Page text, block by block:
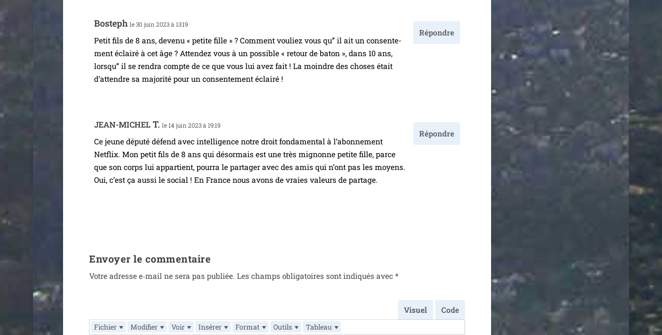
Bosteph le 30 juin 2023 à 13:19
Petit fils de 8 ans, deve­nu « petite fille » ? Comment vou­liez vous qu” il ait un consen­te­
ment éclai­ré à cet âge ? Attendez vous à un pos­sible « retour de baton », dans 10 ans,
lors­qu” il se ren­dra compte de ce que vous lui avez fait ! La moindre des choses était
d’at­tendre sa majo­ri­té pour un consen­te­ment éclairé !
Répondre
JEAN-MICHEL T. le 14 juin 2023 à 19:19
Ce jeune dépu­té défend avec intel­li­gence notre droit fon­da­men­tal à l’a­bon­ne­ment
Netflix. Mon petit fils de 8 ans qui désor­mais est une très mignonne petite fille, parce
que son corps lui appar­tient, pour­ra le par­ta­ger avec des amis qui n’ont pas les moyens.
Oui, c’est ça aus­si le social ! En France nous avons de vraies valeurs de partage.
Répondre
Envoyer le commentaire
Votre adresse e‑mail ne sera pas publiée. Les champs obli­ga­toires sont indi­qués avec*
Visuel Code
Fichier Modifier Voir Insérer Format Outils Tableau